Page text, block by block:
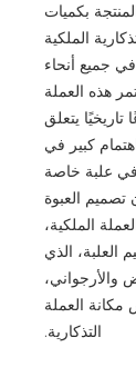
بكميات
الملكية
جميع أنحاء
هذه العملة
تاريخيًا يتعلق
كبير في
في علبة خاصة
العبوة
الملكية،
العلبة، الذي
والأرجواني،
مكانة العملة
التذكارية.